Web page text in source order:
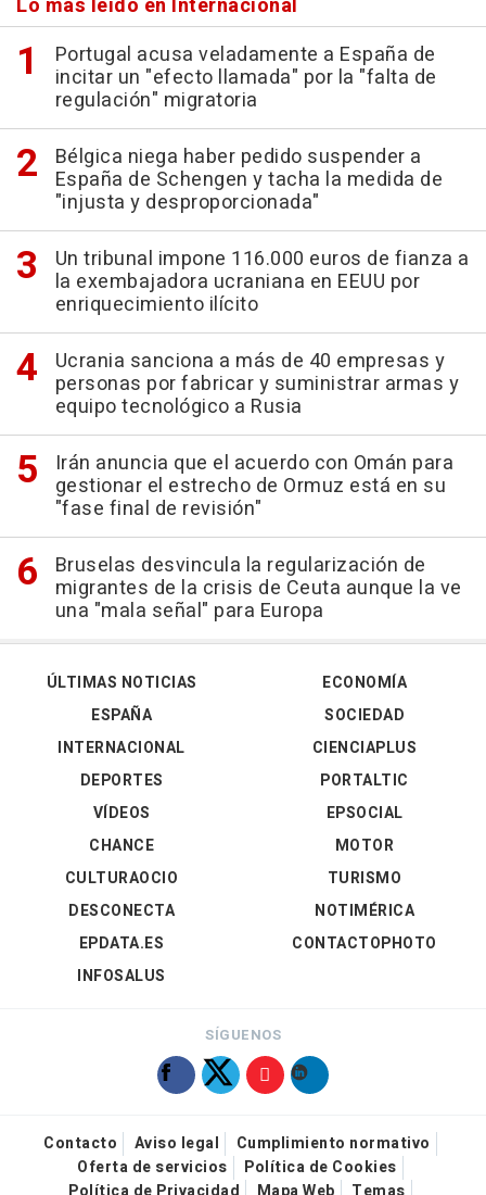
Lo más leído en Internacional
Portugal acusa veladamente a España de
incitar un "efecto llamada" por la "falta de
regulación" migratoria
Bélgica niega haber pedido suspender a
España de Schengen y tacha la medida de
"injusta y desproporcionada"
Un tribunal impone 116.000 euros de fianza a
la exembajadora ucraniana en EEUU por
enriquecimiento ilícito
Ucrania sanciona a más de 40 empresas y
personas por fabricar y suministrar armas y
equipo tecnológico a Rusia
Irán anuncia que el acuerdo con Omán para
gestionar el estrecho de Ormuz está en su
"fase final de revisión"
Bruselas desvincula la regularización de
migrantes de la crisis de Ceuta aunque la ve
una "mala señal" para Europa
ÚLTIMAS NOTICIAS
ESPAÑA
INTERNACIONAL
DEPORTES
VÍDEOS
ECONOMÍA
SOCIEDAD
CIENCIAPLUS
PORTALTIC
EPSOCIAL
CHANCE
CULTURAOCIO
DESCONECTA
EPDATA.ES
INFOSALUS
MOTOR
TURISMO
NOTIMÉRICA
CONTACTOPHOTO
SÍGUENOS
Contacto Aviso legal
Cumplimiento normativo
Oferta de servicios
Política de Cookies